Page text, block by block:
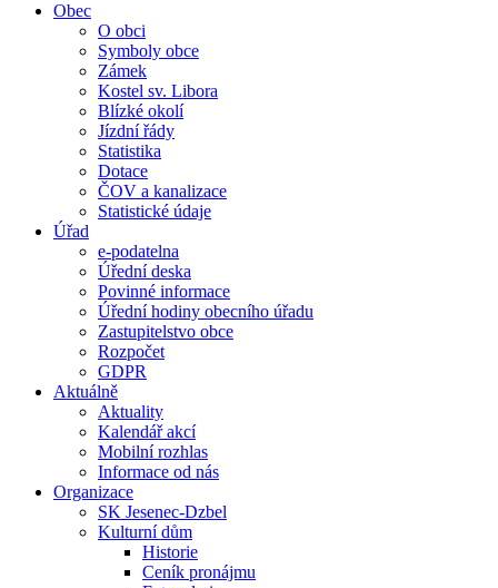
Obec
O obci
Symboly obce
Zámek
Kostel sv. Libora
Blízké okolí
Jízdní řády
Statistika
Dotace
ČOV a kanalizace
Statistické údaje
Úřad
e-podatelna
Úřední deska
Povinné informace
Úřední hodiny obecního úřadu
Zastupitelstvo obce
Rozpočet
GDPR
Aktuálně
Aktuality
Kalendář akcí
Mobilní rozhlas
Informace od nás
Organizace
SK Jesenec-Dzbel
Kulturní dům
Historie
Ceník pronájmu